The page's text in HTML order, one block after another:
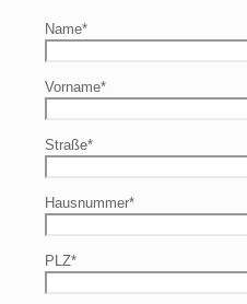
Name*
Vorname*
Straße*
Hausnummer*
PLZ*